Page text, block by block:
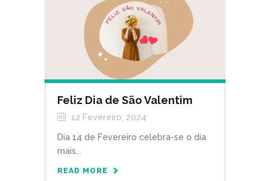
Feliz Dia de São Valentim
12 Fevereiro, 2024
Dia 14 de Fevereiro celebra-se o dia
mais...
READ MORE